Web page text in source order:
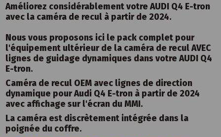
Améliorez considérablement votre AUDI Q4 E-tron
avec la caméra de recul à partir de 2024.
Nous vous proposons ici le pack complet pour
l'équipement ultérieur de la caméra de recul AVEC
lignes de guidage dynamiques dans votre AUDI Q4
E-tron.
Caméra de recul OEM avec lignes de direction
dynamique pour Audi Q4 E-tron à partir de 2024
avec affichage sur l'écran du MMI.
La caméra est discrètement intégrée dans la
poignée du coffre.